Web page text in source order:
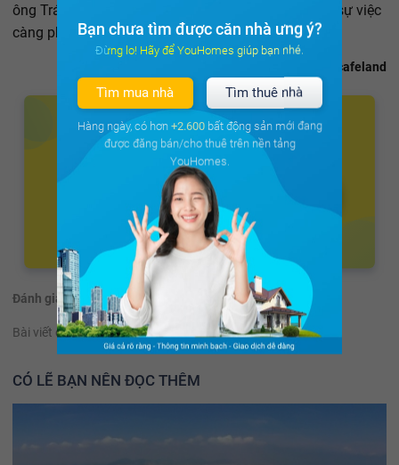
ông Tráng có đơn đòi lại đất ao của gia đình, khiến sự việc
càng phức tạp.
Theo cafeland
Đánh giá: (57 đánh giá)
Bài viết có hữu ích không? Có Không
CÓ LẼ BẠN NÊN ĐỌC THÊM
Bạn chưa tìm được căn nhà ưng ý?
Đừng lo! Hãy để YouHomes giúp bạn nhé.
Tìm mua nhà Tìm thuê nhà
Hàng ngày, có hơn +2.600bất động sản mới đang
được đăng bán/cho thuê trên nền tảng
YouHomes.